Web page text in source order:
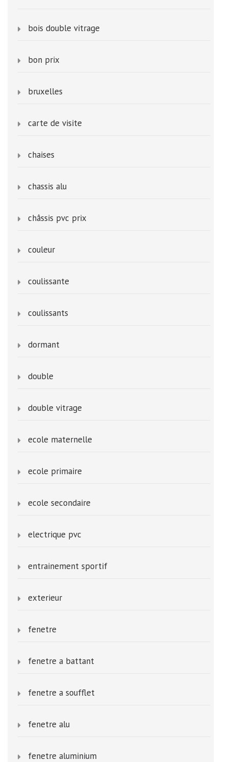
bois double vitrage
bon prix
bruxelles
carte de visite
chaises
chassis alu
châssis pvc prix
couleur
coulissante
coulissants
dormant
double
double vitrage
ecole maternelle
ecole primaire
ecole secondaire
electrique pvc
entrainement sportif
exterieur
fenetre
fenetre a battant
fenetre a soufflet
fenetre alu
fenetre aluminium